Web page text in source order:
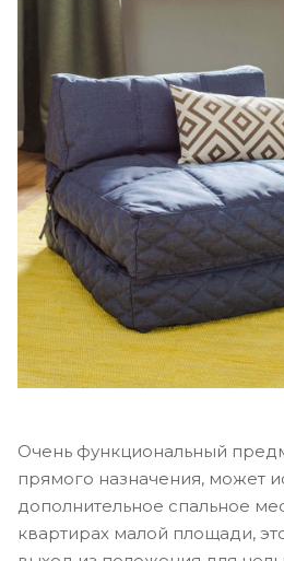
Очень функциональный
прямого назначения, может
дополнительное спальное
квартирах малой площади,